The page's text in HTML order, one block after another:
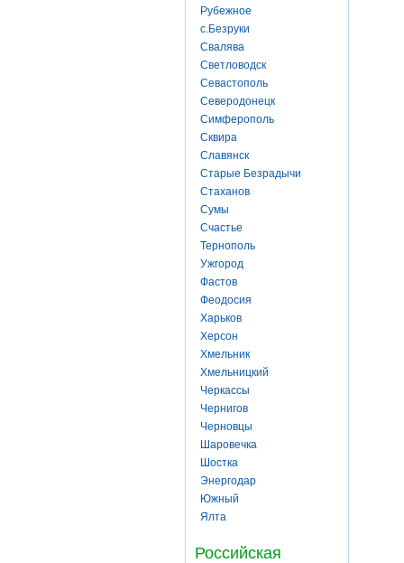
Рубежное
с.Безруки
Свалява
Светловодск
Севастополь
Северодонецк
Симферополь
Сквира
Славянск
Старые Безрадычи
Стаханов
Сумы
Счастье
Тернополь
Ужгород
Фастов
Феодосия
Харьков
Херсон
Хмельник
Хмельницкий
Черкассы
Чернигов
Черновцы
Шаровечка
Шостка
Энергодар
Южный
Ялта
Российская